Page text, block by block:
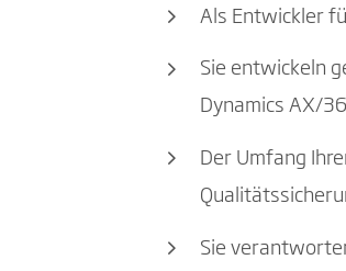
Als Entwickler
Sie entwickeln
Dynamics AX/
Der Umfang
Sie